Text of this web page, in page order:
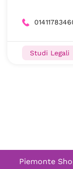
Studi Legali
Piemonte